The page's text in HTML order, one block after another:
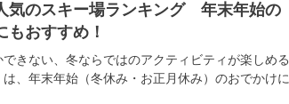
気のスキー場ランキング 年末年始の
もおすすめ！
きない、冬ならではのアクティビティが楽しめる
は、年末年始（冬休み・お正月休み）のおでかけに